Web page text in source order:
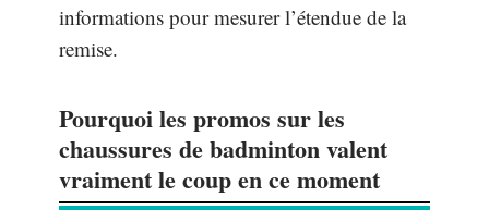
informations pour mesurer l’étendue de la
remise.
Pourquoi les promos sur les
chaussures de badminton valent
vraiment le coup en ce moment